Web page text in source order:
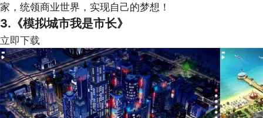
家，统领商业世界，实现自己的梦想！
3.《模拟城市我是市长》
立即下载